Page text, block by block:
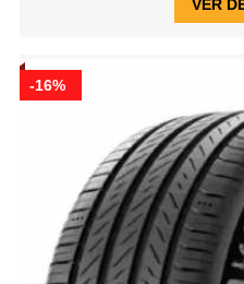
VER
-16%